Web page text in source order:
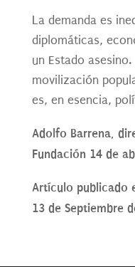
La demanda es
diplomáticas,
un Estado
movilización
es, en esencia,
Adolfo Barrena,
Fundación 14 de
Artículo publicado
13 de Septiembre